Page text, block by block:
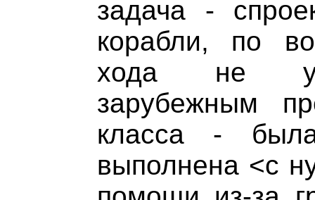
задача -
корабли, по
хода не
зарубежным
класса -
выполнена <с